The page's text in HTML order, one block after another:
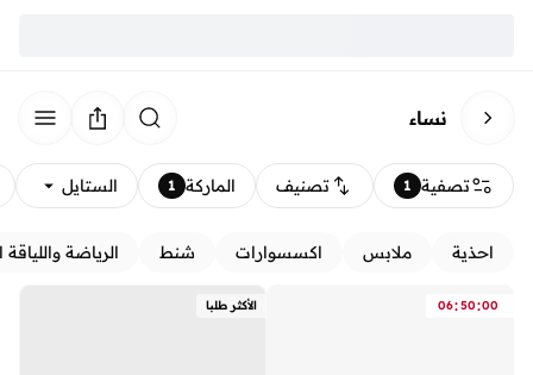
نساء
تصفية 1 تصنيف الماركة 1 الستايل
احذية ملابس اكسسوارات شنط الرياضة واللياقة
06:50:00 الأكثر طلبا